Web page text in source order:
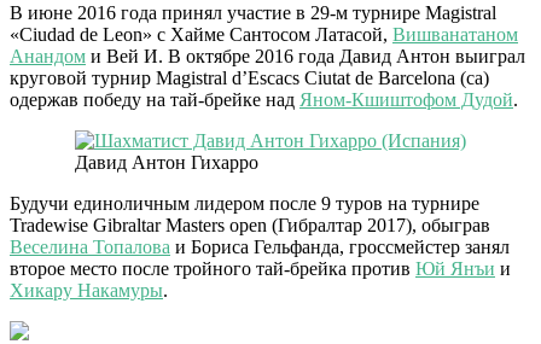
В июне 2016 года принял участие в 29-м турнире Magistral
«Ciudad de Leon» с Хайме Сантосом Латасой, Вишванатаном
Анандом и Вей И. В октябре 2016 года Давид Антон выиграл
круговой турнир Magistral d’Escacs Ciutat de Barcelona (ca)
одержав победу на тай-брейке над Яном-Кшиштофом Дудой.
Давид Антон Гихарро
Будучи единоличным лидером после 9 туров на турнире
Tradewise Gibraltar Masters open (Гибралтар 2017), обыграв
Веселина Топалова и Бориса Гельфанда, гроссмейстер занял
второе место после тройного тай-брейка против Юй Янъи и
Хикару Накамуры.